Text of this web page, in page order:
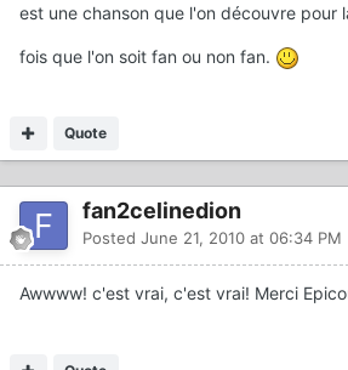
est une chanson que l'on découvre pour
fois que l'on soit fan ou non fan.
Quote
fan2celinedion
Posted June 21, 2010 at 06:34 PM
Awwww! c'est vrai, c'est vrai! Merci